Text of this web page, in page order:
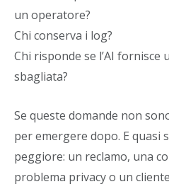
un operatore?
Chi conserva i log?
Chi risponde se l’AI fornisce
sbagliata?
Se queste domande non
per emergere dopo. E quasi
peggiore: un reclamo, una
problema privacy o un